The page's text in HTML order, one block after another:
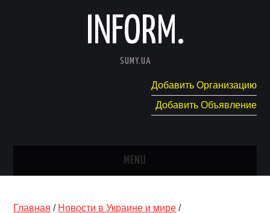
INFORM.
SUMY.UA
Добавить Организацию
Добавить Объявление
MENU
Главная / Новости в Украине и мире /